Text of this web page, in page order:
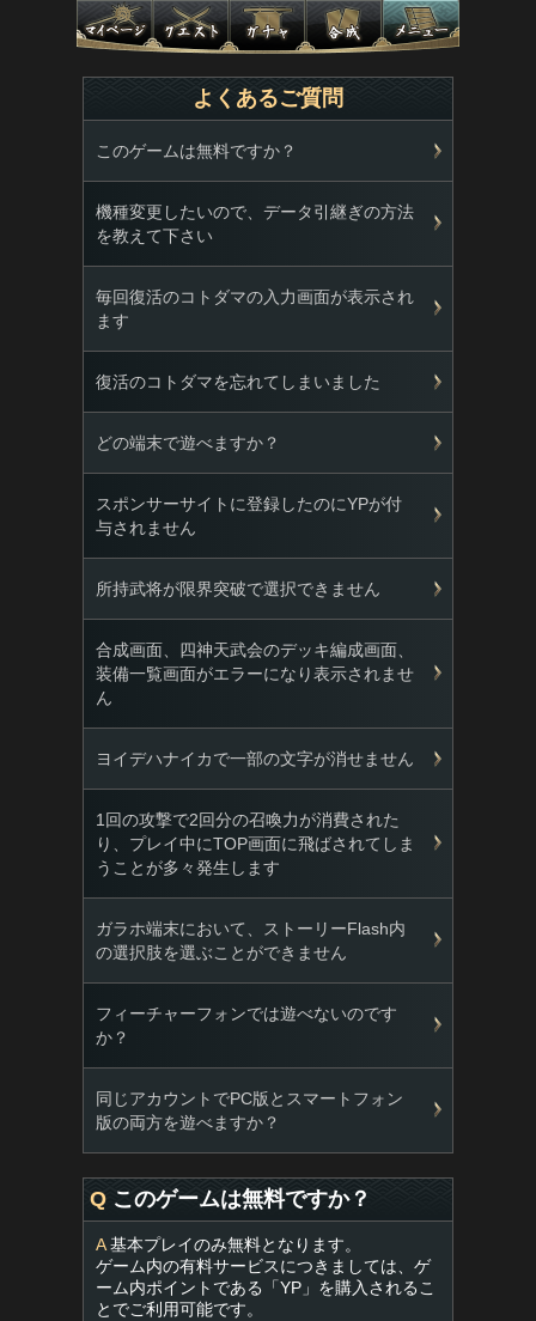
よくあるご質問
このゲームは無料ですか？
機種変更したいので、データ引継ぎの方法
を教えて下さい
毎回復活のコトダマの入力画面が表示され
ます
復活のコトダマを忘れてしまいました
どの端末で遊べますか？
スポンサーサイトに登録したのにYPが付
与されません
所持武将が限界突破で選択できません
合成画面、四神天武会のデッキ編成画面、
装備一覧画面がエラーになり表示されませ
ん
ヨイデハナイカで一部の文字が消せません
1回の攻撃で2回分の召喚力が消費された
り、プレイ中にTOP画面に飛ばされてしま
うことが多々発生します
ガラホ端末において、ストーリーFlash内
の選択肢を選ぶことができません
フィーチャーフォンでは遊べないのです
か？
同じアカウントでPC版とスマートフォン
版の両方を遊べますか？
Q このゲームは無料ですか？
A基本プレイのみ無料となります。
ゲーム内の有料サービスにつきましては、ゲ
ーム内ポイントである「YP」を購入されるこ
とでご利用可能です。